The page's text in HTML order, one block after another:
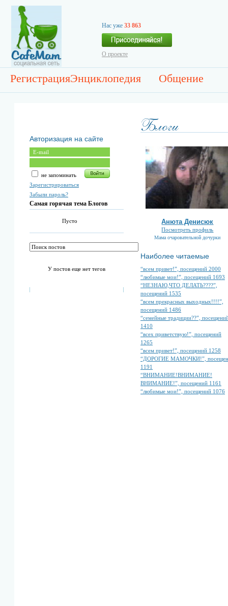
Нас уже 33 863
О проекте
РегистрацияЭнциклопедия Общение
Авторизация на сайте
не запоминать
Зарегистрироваться
Забыли пароль?
Самая горячая тема Блогов
Пусто
У постов еще нет тегов
Анюта Денисюк
Посмотреть профиль
Мама очаровательной дочурки
Наиболее читаемые
“всем привет!”, посещений 2000
“любимые мои!”, посещений 1693
“НЕЗНАЮ,ЧТО ДЕЛАТЬ????”,
посещений 1535
“всем прекрасных выходных!!!!”,
посещений 1486
“семейные традиции??”,
1410
“всех приветствую!”, посещений
1265
“всем привет!”, посещений 1258
“ДОРОГИЕ МАМОЧКИ!”,
1191
“ВНИМАНИЕ!ВНИМАНИЕ!
ВНИМАНИЕ!”, посещений 1161
“любимые мои!”, посещений 1076